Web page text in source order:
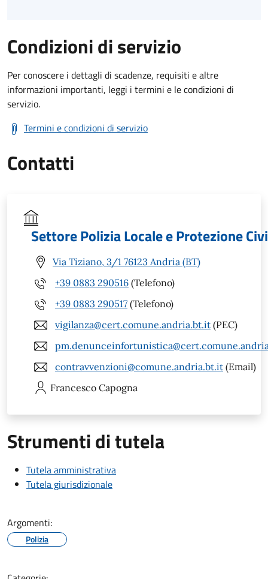
Condizioni di servizio
Per conoscere i dettagli di scadenze, requisiti e altre
informazioni importanti, leggi i termini e le condizioni di
servizio.
Termini e condizioni di servizio
Contatti
Settore Polizia Locale e Protezione
Via Tiziano, 3/1 76123 Andria (BT)
+39 0883 290516 (Telefono)
+39 0883 290517 (Telefono)
vigilanza@cert.comune.andria.bt.it (PEC)
contravvenzioni@comune.andria.bt.it (Email)
Francesco Capogna
Strumenti di tutela
Tutela amministrativa
Tutela giurisdizionale
Argomenti:
Polizia